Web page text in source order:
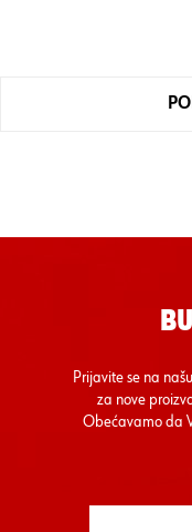
Prijavite se na
za nove
Obećavamo da